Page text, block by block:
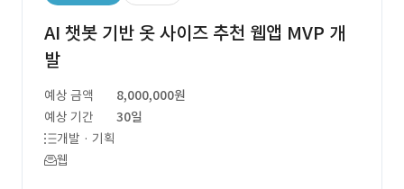
AI 챗봇 기반 옷 사이즈 추천 웹앱 MVP 개
발
예상 금액
8,000,000원
예상 기간
30일
개발 · 기획
웹